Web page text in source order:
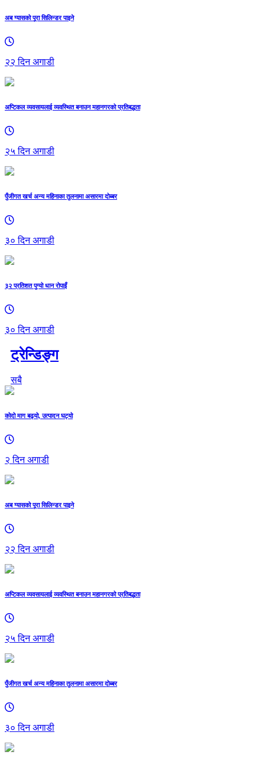
अब ग्यासको पूरा सिलिन्डर पाइने
२२ दिन अगाडी
अप्टिकल व्यवसायलाई व्यवस्थित बनाउन महानगरको प्रतिबद्धता
२५ दिन अगाडी
पुँजीगत खर्च अन्य महिनाका तुलनामा असारमा दोब्बर
३० दिन अगाडी
३२ प्रतिशत पुग्यो धान रोपाइँ
३० दिन अगाडी
ट्रेन्डिङ्ग
सबै
कोदो माग बढ्यो, उत्पादन घट्यो
२ दिन अगाडी
अब ग्यासको पूरा सिलिन्डर पाइने
२२ दिन अगाडी
अप्टिकल व्यवसायलाई व्यवस्थित बनाउन महानगरको प्रतिबद्धता
२५ दिन अगाडी
पुँजीगत खर्च अन्य महिनाका तुलनामा असारमा दोब्बर
३० दिन अगाडी